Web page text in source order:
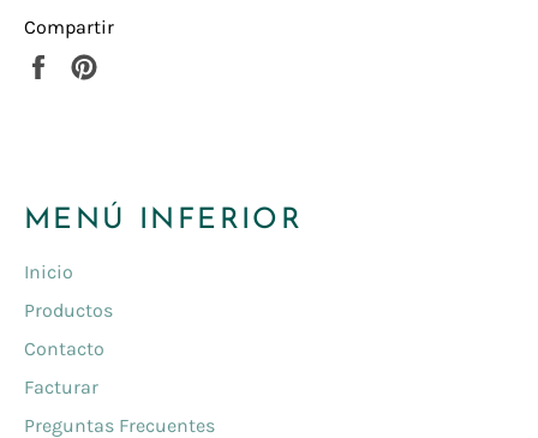
Compartir
Compartir
MENÚ INFERIOR
Inicio
Productos
Contacto
Facturar
Preguntas Frecuentes